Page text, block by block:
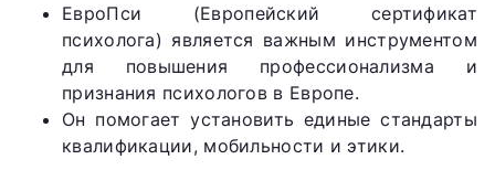
ЕвроПси (Европейский сертификат
психолога) является важным инструментом
для повышения профессионализма и
признания психологов в Европе.
Он помогает установить единые стандарты
квалификации, мобильности и этики.